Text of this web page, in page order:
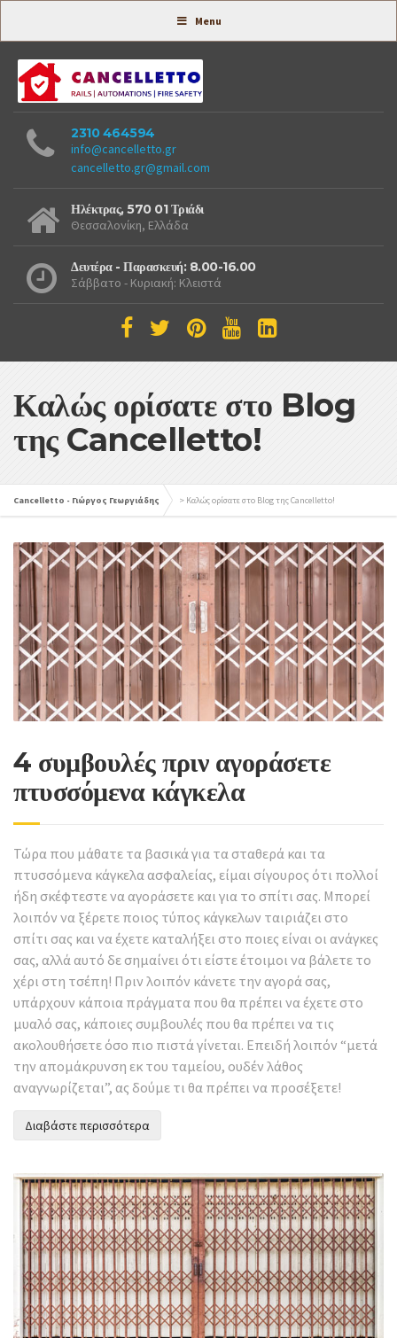
Συστήματα Ασφαλείας -
2310 464594
info@cancelletto.gr
cancelletto.gr@gmail.com
Ηλέκτρας, 570 01 Τριάδι
Θεσσαλονίκη, Ελλάδα
Δευτέρα - Παρασκευή: 8.00-16.00
Σάββατο - Κυριακή: Κλειστά
Καλώς ορίσατε στο Blog
της Cancelletto!
Cancelletto - Γιώργος Γεωργιάδης > Καλώς ορίσατε στο Blog της Cancelletto!
4 συμβουλές πριν αγοράσετε
πτυσσόμενα κάγκελα
Τώρα που μάθατε τα βασικά για τα σταθερά και τα
πτυσσόμενα κάγκελα ασφαλείας, είμαι σίγουρος ότι πολλοί
ήδη σκέφτεστε να αγοράσετε και για το σπίτι σας. Μπορεί
λοιπόν να ξέρετε ποιος τύπος κάγκελων ταιριάζει στο
σπίτι σας και να έχετε καταλήξει στο ποιες είναι οι ανάγκες
σας, αλλά αυτό δε σημαίνει ότι είστε έτοιμοι να βάλετε το
χέρι στη τσέπη! Πριν λοιπόν κάνετε την αγορά σας,
υπάρχουν κάποια πράγματα που θα πρέπει να έχετε στο
μυαλό σας, κάποιες συμβουλές που θα πρέπει να τις
ακολουθήσετε όσο πιο πιστά γίνεται. Επειδή λοιπόν “μετά
την απομάκρυνση εκ του ταμείου, ουδέν λάθος
αναγνωρίζεται”, ας δούμε τι θα πρέπει να προσέξετε!
Διαβάστε περισσότερα
Menu